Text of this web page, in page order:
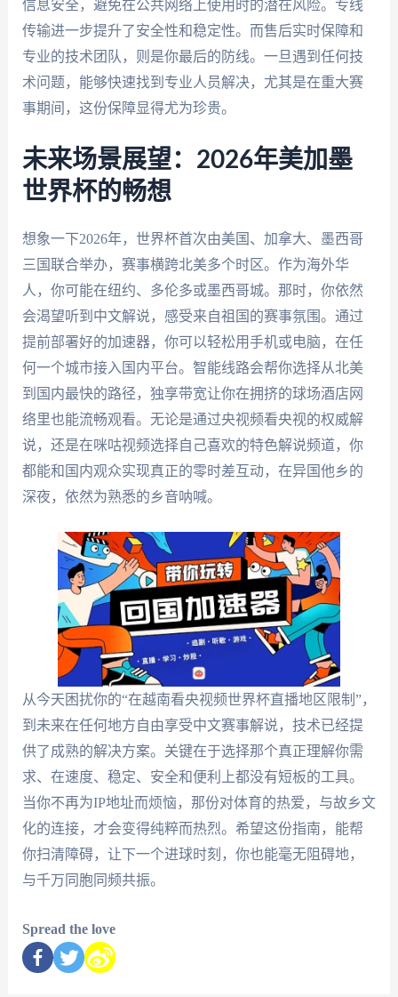
信息安全，避免在公共网络上使用时的潜在风险。专线
传输进一步提升了安全性和稳定性。而售后实时保障和
专业的技术团队，则是你最后的防线。一旦遇到任何技
术问题，能够快速找到专业人员解决，尤其是在重大赛
事期间，这份保障显得尤为珍贵。
未来场景展望：2026年美加墨
世界杯的畅想
想象一下2026年，世界杯首次由美国、加拿大、墨西哥
三国联合举办，赛事横跨北美多个时区。作为海外华
人，你可能在纽约、多伦多或墨西哥城。那时，你依然
会渴望听到中文解说，感受来自祖国的赛事氛围。通过
提前部署好的加速器，你可以轻松用手机或电脑，在任
何一个城市接入国内平台。智能线路会帮你选择从北美
到国内最快的路径，独享带宽让你在拥挤的球场酒店网
络里也能流畅观看。无论是通过央视频看央视的权威解
说，还是在咪咕视频选择自己喜欢的特色解说频道，你
都能和国内观众实现真正的零时差互动，在异国他乡的
深夜，依然为熟悉的乡音呐喊。
从今天困扰你的“在越南看央视频世界杯直播地区限制”，
到未来在任何地方自由享受中文赛事解说，技术已经提
供了成熟的解决方案。关键在于选择那个真正理解你需
求、在速度、稳定、安全和便利上都没有短板的工具。
当你不再为IP地址而烦恼，那份对体育的热爱，与故乡文
化的连接，才会变得纯粹而热烈。希望这份指南，能帮
你扫清障碍，让下一个进球时刻，你也能毫无阻碍地，
与千万同胞同频共振。
Spread the love